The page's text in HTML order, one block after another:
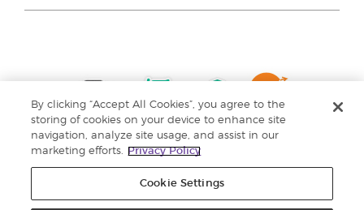
By clicking “Accept All Cookies”, you agree to the
storing of cookies on your device to enhance site
navigation, analyze site usage, and assist in our
marketing efforts.
Privacy Policy
Cookie Settings